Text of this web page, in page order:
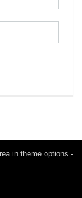
in theme options -